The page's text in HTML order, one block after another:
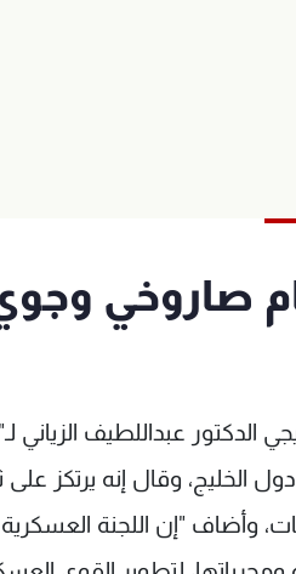
صاروخي
الدكتور عبداللطيف
الخليج، وقال إنه يرتكز
وأضاف "إن اللجنة